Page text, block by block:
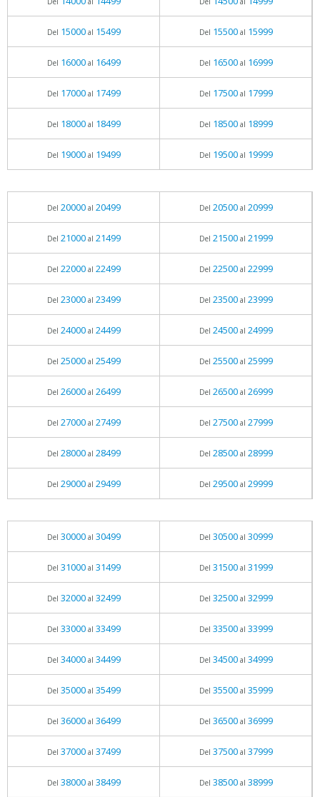
Del 15000al 15499 Del 15500al 15999
Del 16000al 16499 Del 16500al 16999
Del 17000al 17499 Del 17500al 17999
Del 18000al 18499 Del 18500al 18999
Del 19000al 19499 Del 19500al 19999
Del 20000al 20499 Del 20500al 20999
Del 21000al 21499 Del 21500al 21999
Del 22000al 22499 Del 22500al 22999
Del 23000al 23499 Del 23500al 23999
Del 24000al 24499 Del 24500al 24999
Del 25000al 25499 Del 25500al 25999
Del 26000al 26499 Del 26500al 26999
Del 27000al 27499 Del 27500al 27999
Del 28000al 28499 Del 28500al 28999
Del 29000al 29499 Del 29500al 29999
Del 30000al 30499 Del 30500al 30999
Del 31000al 31499 Del 31500al 31999
Del 32000al 32499 Del 32500al 32999
Del 33000al 33499 Del 33500al 33999
Del 34000al 34499 Del 34500al 34999
Del 35000al 35499 Del 35500al 35999
Del 36000al 36499 Del 36500al 36999
Del 37000al 37499 Del 37500al 37999
Del 38000al 38499 Del 38500al 38999